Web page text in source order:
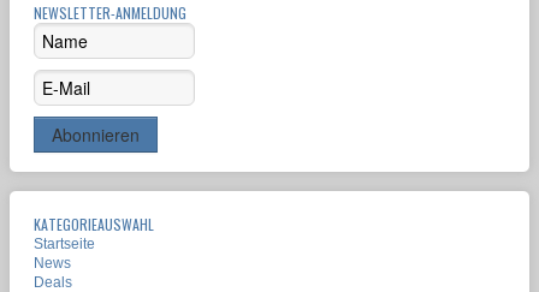
NEWSLETTER-ANMELDUNG
KATEGORIEAUSWAHL
Startseite
News
Deals